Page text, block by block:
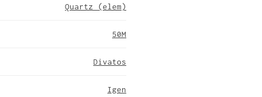
Quartz (elem)
50M
Divatos
Igen